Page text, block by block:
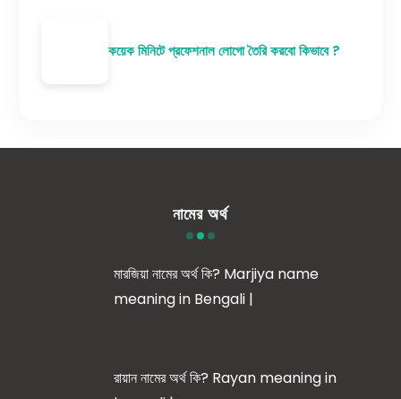
কয়েক মিনিটে প্রফেশনাল লোগো তৈরি করবো কিভাবে ?
নামের অর্থ
মারজিয়া নামের অর্থ কি? Marjiya name
meaning in Bengali |
রায়ান নামের অর্থ কি? Rayan meaning in